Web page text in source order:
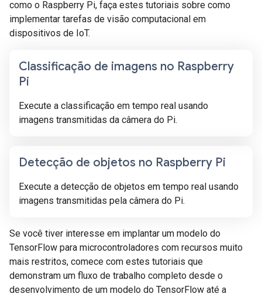
como o Raspberry Pi, faça estes tutoriais sobre como
implementar tarefas de visão computacional em
dispositivos de IoT.
Classificação de imagens no Raspberry
Pi
Execute a classificação em tempo real usando
imagens transmitidas da câmera do Pi.
Detecção de objetos no Raspberry Pi
Execute a detecção de objetos em tempo real usando
imagens transmitidas pela câmera do Pi.
Se você tiver interesse em implantar um modelo do
TensorFlow para microcontroladores com recursos muito
mais restritos, comece com estes tutoriais que
demonstram um fluxo de trabalho completo desde o
desenvolvimento de um modelo do TensorFlow até a